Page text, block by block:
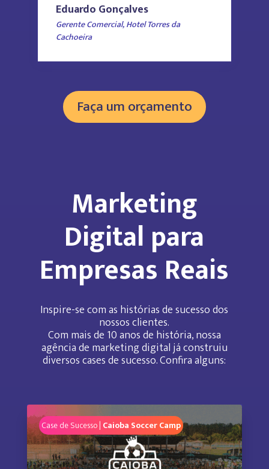
Eduardo Gonçalves
Gerente Comercial,Hotel Torres da
Cachoeira
Faça um orçamento
Marketing
Digital para
Empresas Reais
Inspire-se com as histórias de sucesso dos
nossos clientes.
Com mais de 10 anos de história, nossa
agência de marketing digital já construiu
diversos cases de sucesso. Confira alguns:
Case de Sucesso | Caioba Soccer Camp